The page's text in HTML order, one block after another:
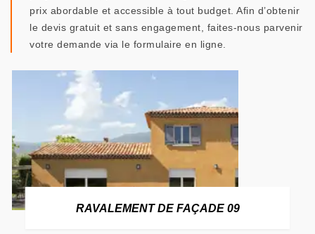
prix abordable et accessible à tout budget. Afin d’obtenir
le devis gratuit et sans engagement, faites-nous parvenir
votre demande via le formulaire en ligne.
RAVALEMENT DE FAÇADE 09